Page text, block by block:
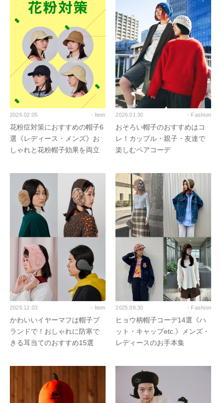
2026.02.05 - Item
花粉症対策におすすめの帽子6
選《レディース・メンズ》お
しゃれと花粉帽子効果を両立
2026.01.30 - Fashion
おそろい帽子のおすすめはコ
レ！カップル・親子・友達で
楽しむペアコーデ
2025.12.03 - Item
かわいいイヤーマフは帽子ブ
ランドで！おしゃれに防寒で
きる耳当てのおすすめ15選
2025.09.30 - Fashion
ヒョウ柄帽子コーデ14選《ハ
ット・キャップetc.》メンズ・
レディースのお手本集